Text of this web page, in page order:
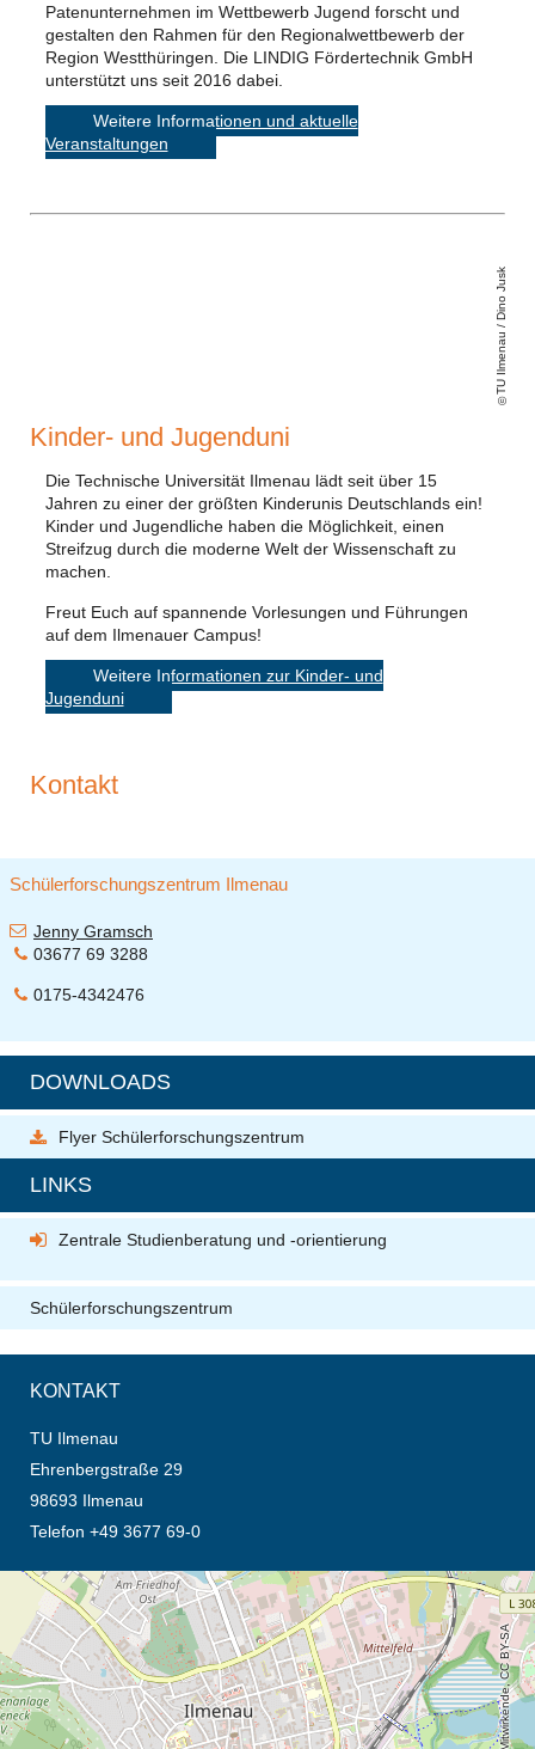
Patenunternehmen im Wettbewerb Jugend forscht und
gestalten den Rahmen für den Regionalwettbewerb der
Region Westthüringen. Die LINDIG Fördertechnik GmbH
unterstützt uns seit 2016 dabei.
Weitere Informationen und aktuelle
Veranstaltungen
Kinder- und Jugenduni
Die Technische Universität Ilmenau lädt seit über 15
Jahren zu einer der größten Kinderunis Deutschlands ein!
Kinder und Jugendliche haben die Möglichkeit, einen
Streifzug durch die moderne Welt der Wissenschaft zu
machen.
Freut Euch auf spannende Vorlesungen und Führungen
auf dem Ilmenauer Campus!
Weitere Informationen zur Kinder- und
Jugenduni
TU Ilmenau / Dino Jusk
Kontakt
Schülerforschungszentrum Ilmenau
Jenny Gramsch
03677 69 3288
0175-4342476
DOWNLOADS
Flyer Schülerforschungszentrum
LINKS
Zentrale Studienberatung und -orientierung
Schülerforschungszentrum
KONTAKT
TU Ilmenau
Ehrenbergstraße 29
98693 Ilmenau
Telefon +49 3677 69-0
Öffnet die Anfahrtsbeschreibung in neuem Tab (Karte)